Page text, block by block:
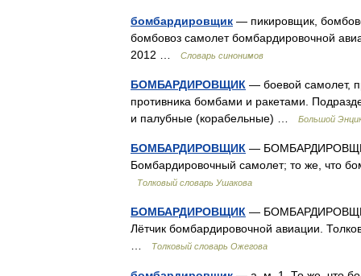
бомбардировщик — пикировщик,
бомбовоз самолет бомбардировочной
2012 …
Словарь синонимов
БОМБАРДИРОВЩИК — боевой самолет,
противника бомбами и ракетами.
и палубные (корабельные) …
Большой
БОМБАРДИРОВЩИК —
Бомбардировочный самолет; то же, что
Толковый словарь Ушакова
БОМБАРДИРОВЩИК —
Лётчик бомбардировочной авиации.
Толковый словарь Ожегова